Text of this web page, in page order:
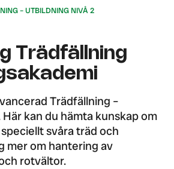
– UTBILDNING NIVÅ 2
Trädfällning
Trädfällning –
kan du hämta kunskap om
svåra träd och
mer om hantering av
rotvältor.